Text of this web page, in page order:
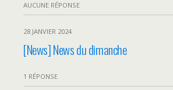
AUCUNE RÉPONSE
28 JANVIER 2024
[News] News du dimanche
1 RÉPONSE